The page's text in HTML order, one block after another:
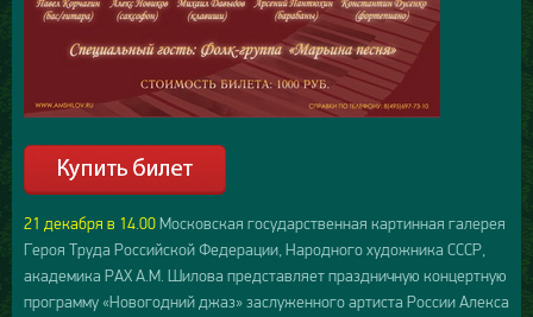
21 декабря в 14.00Московская государственная картинная галерея
Героя Труда Российской Федерации, Народного художника СССР,
академика РАХ А.М. Шилова представляет праздничную концертную
программу «Новогодний джаз» заслуженного артиста России Алекса